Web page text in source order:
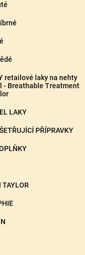
retailové laky na nehty
- Breathable Treatment
LAKY
PŘÍPRAVKY
TAYLOR